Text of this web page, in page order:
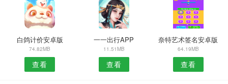
白鸽计价安卓版
74.82MB
查看
一一出行APP
11.51MB
查看
奈特艺术签名安卓版
64.19MB
查看